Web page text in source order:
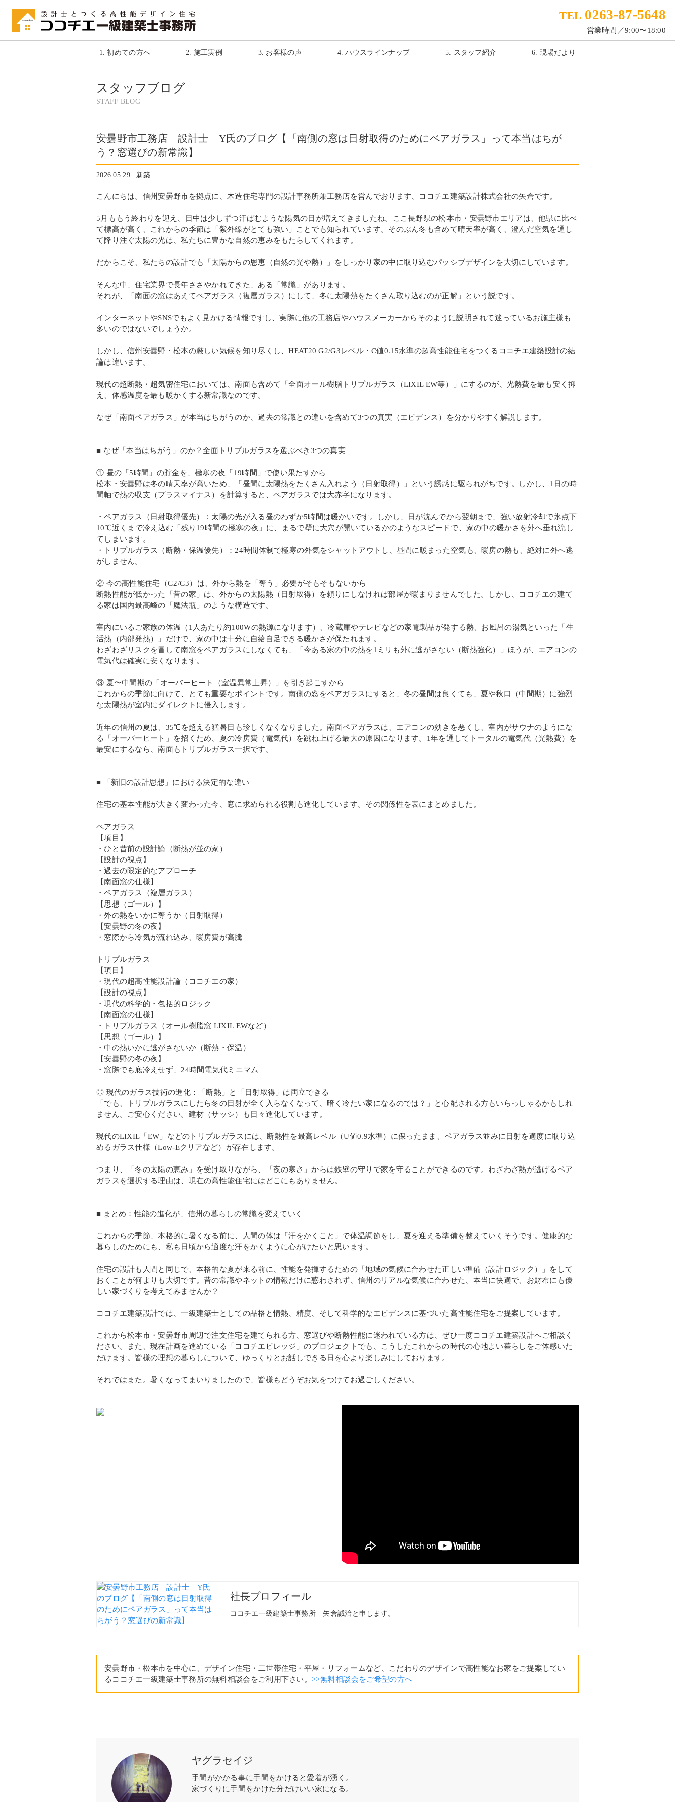
TEL 0263-87-5648
営業時間／9:00〜18:00
1. 初めての方へ 2. 施工実例 3. お客様の声 4. ハウスラインナップ 5. スタッフ紹介 6. 現場だより
スタッフブログ
STAFF BLOG
安曇野市工務店 設計士 Y氏のブログ【「南側の窓は日射取得のためにペアガラス」って本当はちが
う？窓選びの新常識】
2026.05.29 | 新築
こんにちは。信州安曇野市を拠点に、木造住宅専門の設計事務所兼工務店を営んでおります、ココチエ建築設計株式会社の矢倉です。
5月ももう終わりを迎え、日中は少しずつ汗ばむような陽気の日が増えてきましたね。ここ長野県の松本市・安曇野市エリアは、他県に比べ
て標高が高く、これからの季節は「紫外線がとても強い」ことでも知られています。そのぶん冬も含めて晴天率が高く、澄んだ空気を通し
て降り注ぐ太陽の光は、私たちに豊かな自然の恵みをもたらしてくれます。
だからこそ、私たちの設計でも「太陽からの恩恵（自然の光や熱）」をしっかり家の中に取り込むパッシブデザインを大切にしています。
そんな中、住宅業界で長年ささやかれてきた、ある「常識」があります。
それが、「南面の窓はあえてペアガラス（複層ガラス）にして、冬に太陽熱をたくさん取り込むのが正解」という説です。
インターネットやSNSでもよく見かける情報ですし、実際に他の工務店やハウスメーカーからそのように説明されて迷っているお施主様も
多いのではないでしょうか。
しかし、信州安曇野・松本の厳しい気候を知り尽くし、HEAT20 G2/G3レベル・C値0.15水準の超高性能住宅をつくるココチエ建築設計の結
論は違います。
現代の超断熱・超気密住宅においては、南面も含めて「全面オール樹脂トリプルガラス（LIXIL EW等）」にするのが、光熱費を最も安く抑
え、体感温度を最も暖かくする新常識なのです。
なぜ「南面ペアガラス」が本当はちがうのか、過去の常識との違いを含めて3つの真実（エビデンス）を分かりやすく解説します。
■ なぜ「本当はちがう」のか？全面トリプルガラスを選ぶべき3つの真実
① 昼の「5時間」の貯金を、極寒の夜「19時間」で使い果たすから
松本・安曇野は冬の晴天率が高いため、「昼間に太陽熱をたくさん入れよう（日射取得）」という誘惑に駆られがちです。しかし、1日の時
間軸で熱の収支（プラスマイナス）を計算すると、ペアガラスでは大赤字になります。
・ペアガラス（日射取得優先）：太陽の光が入る昼のわずか5時間は暖かいです。しかし、日が沈んでから翌朝まで、強い放射冷却で氷点下
10℃近くまで冷え込む「残り19時間の極寒の夜」に、まるで壁に大穴が開いているかのようなスピードで、家の中の暖かさを外へ垂れ流し
てしまいます。
・トリプルガラス（断熱・保温優先）：24時間体制で極寒の外気をシャットアウトし、昼間に暖まった空気も、暖房の熱も、絶対に外へ逃
がしません。
② 今の高性能住宅（G2/G3）は、外から熱を「奪う」必要がそもそもないから
断熱性能が低かった「昔の家」は、外からの太陽熱（日射取得）を頼りにしなければ部屋が暖まりませんでした。しかし、ココチエの建て
る家は国内最高峰の「魔法瓶」のような構造です。
室内にいるご家族の体温（1人あたり約100Wの熱源になります）、冷蔵庫やテレビなどの家電製品が発する熱、お風呂の湯気といった「生
活熱（内部発熱）」だけで、家の中は十分に自給自足できる暖かさが保たれます。
わざわざリスクを冒して南窓をペアガラスにしなくても、「今ある家の中の熱を1ミリも外に逃がさない（断熱強化）」ほうが、エアコンの
電気代は確実に安くなります。
③ 夏〜中間期の「オーバーヒート（室温異常上昇）」を引き起こすから
これからの季節に向けて、とても重要なポイントです。南側の窓をペアガラスにすると、冬の昼間は良くても、夏や秋口（中間期）に強烈
な太陽熱が室内にダイレクトに侵入します。
近年の信州の夏は、35℃を超える猛暑日も珍しくなくなりました。南面ペアガラスは、エアコンの効きを悪くし、室内がサウナのようにな
る「オーバーヒート」を招くため、夏の冷房費（電気代）を跳ね上げる最大の原因になります。1年を通してトータルの電気代（光熱費）を
最安にするなら、南面もトリプルガラス一択です。
■ 「新旧の設計思想」における決定的な違い
住宅の基本性能が大きく変わった今、窓に求められる役割も進化しています。その関係性を表にまとめました。
ペアガラス
【項目】
・ひと昔前の設計論（断熱が並の家）
【設計の視点】
・過去の限定的なアプローチ
【南面窓の仕様】
・ペアガラス（複層ガラス）
【思想（ゴール）】
・外の熱をいかに奪うか（日射取得）
【安曇野の冬の夜】
・窓際から冷気が流れ込み、暖房費が高騰
トリプルガラス
【項目】
・現代の超高性能設計論（ココチエの家）
【設計の視点】
・現代の科学的・包括的ロジック
【南面窓の仕様】
・トリプルガラス（オール樹脂窓 LIXIL EWなど）
【思想（ゴール）】
・中の熱いかに逃がさないか（断熱・保温）
【安曇野の冬の夜】
・窓際でも底冷えせず、24時間電気代ミニマム
◎ 現代のガラス技術の進化：「断熱」と「日射取得」は両立できる
「でも、トリプルガラスにしたら冬の日射が全く入らなくなって、暗く冷たい家になるのでは？」と心配される方もいらっしゃるかもしれ
ません。ご安心ください。建材（サッシ）も日々進化しています。
現代のLIXIL「EW」などのトリプルガラスには、断熱性を最高レベル（U値0.9水準）に保ったまま、ペアガラス並みに日射を適度に取り込
めるガラス仕様（Low-Eクリアなど）が存在します。
つまり、「冬の太陽の恵み」を受け取りながら、「夜の寒さ」からは鉄壁の守りで家を守ることができるのです。わざわざ熱が逃げるペア
ガラスを選択する理由は、現在の高性能住宅にはどこにもありません。
■ まとめ：性能の進化が、信州の暮らしの常識を変えていく
これからの季節、本格的に暑くなる前に、人間の体は「汗をかくこと」で体温調節をし、夏を迎える準備を整えていくそうです。健康的な
暮らしのためにも、私も日頃から適度な汗をかくように心がけたいと思います。
住宅の設計も人間と同じで、本格的な夏が来る前に、性能を発揮するための「地域の気候に合わせた正しい準備（設計ロジック）」をして
おくことが何よりも大切です。昔の常識やネットの情報だけに惑わされず、信州のリアルな気候に合わせた、本当に快適で、お財布にも優
しい家づくりを考えてみませんか？
ココチエ建築設計では、一級建築士としての品格と情熱、精度、そして科学的なエビデンスに基づいた高性能住宅をご提案しています。
これから松本市・安曇野市周辺で注文住宅を建てられる方、窓選びや断熱性能に迷われている方は、ぜひ一度ココチエ建築設計へご相談く
ださい。また、現在計画を進めている「ココチエビレッジ」のプロジェクトでも、こうしたこれからの時代の心地よい暮らしをご体感いた
だけます。皆様の理想の暮らしについて、ゆっくりとお話しできる日を心より楽しみにしております。
それではまた。暑くなってまいりましたので、皆様もどうぞお気をつけてお過ごしください。
社長プロフィール
ココチエ一級建築士事務所 矢倉誠治と申します。
安曇野市・松本市を中心に、デザイン住宅・二世帯住宅・平屋・リフォームなど、こだわりのデザインで高性能なお家をご提案してい
るココチエ一級建築士事務所の無料相談会をご利用下さい。 >>無料相談会をご希望の方へ
ヤグラセイジ
手間がかかる事に手間をかけると愛着が湧く。
家づくりに手間をかけた分だけいい家になる。